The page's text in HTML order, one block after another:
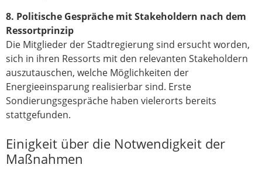
8. Politische Gespräche mit Stakeholdern nach dem
Ressortprinzip
Die Mitglieder der Stadtregierung sind ersucht worden,
sich in ihren Ressorts mit den relevanten Stakeholdern
auszutauschen, welche Möglichkeiten der
Energieeinsparung realisierbar sind. Erste
Sondierungsgespräche haben vielerorts bereits
stattgefunden.
Einigkeit über die Notwendigkeit der
Maßnahmen